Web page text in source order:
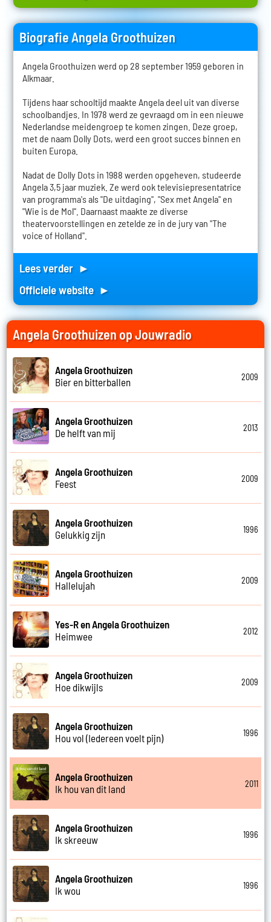
Biografie Angela Groothuizen
Angela Groothuizen werd op 28 september 1959 geboren in
Alkmaar.
Tijdens haar schooltijd maakte Angela deel uit van diverse
schoolbandjes. In 1978 werd ze gevraagd om in een nieuwe
Nederlandse meidengroep te komen zingen. Deze groep,
met de naam Dolly Dots, werd een groot succes binnen en
buiten Europa.
Nadat de Dolly Dots in 1988 werden opgeheven, studeerde
Angela 3,5 jaar muziek. Ze werd ook televisiepresentatrice
van programma's als "De uitdaging", "Sex met Angela" en
"Wie is de Mol". Daarnaast maakte ze diverse
theatervoorstellingen en zetelde ze in de jury van "The
voice of Holland".
Lees verder ►
Officiele website ►
Angela Groothuizen op Jouwradio
Angela Groothuizen
Bier en bitterballen
2009
Angela Groothuizen
De helft van mij
2013
Angela Groothuizen
Feest
2009
Angela Groothuizen
Gelukkig zijn
1996
Angela Groothuizen
Hallelujah
2009
Yes-R en Angela Groothuizen
Heimwee
2012
Angela Groothuizen
Hoe dikwijls
2009
Angela Groothuizen
Hou vol (Iedereen voelt pijn)
1996
Angela Groothuizen
Ik hou van dit land
2011
Angela Groothuizen
Ik skreeuw
1996
Angela Groothuizen
Ik wou
1996